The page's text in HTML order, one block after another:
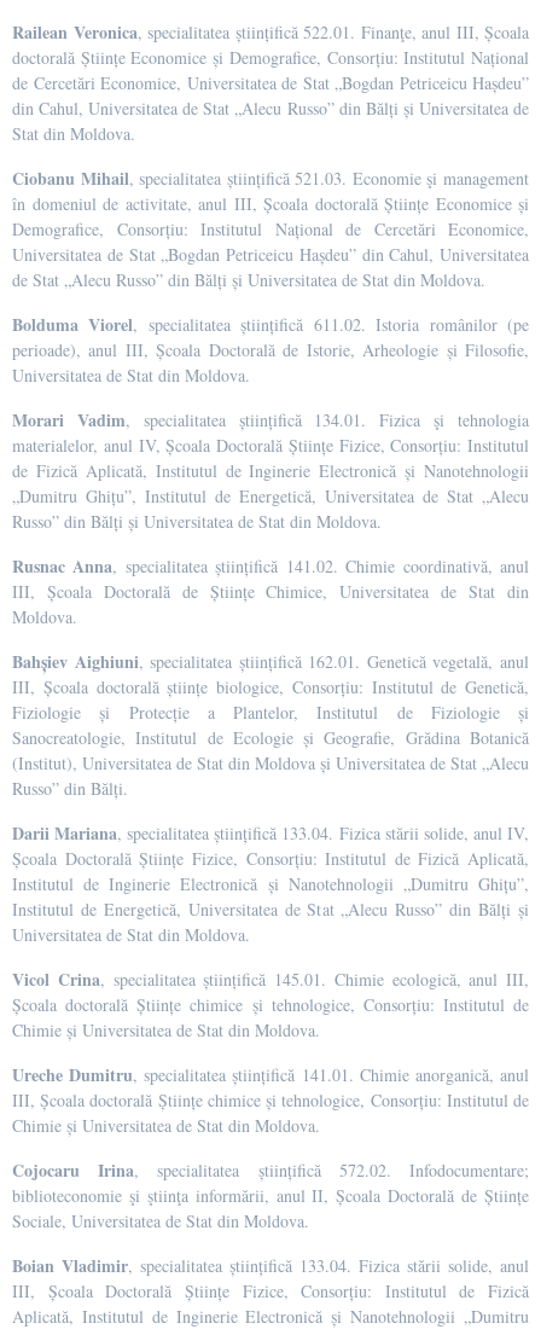
Railean Veronica, specialitatea științifică 522.01. Finanţe, anul III, Școala
doctorală Științe Economice și Demografice, Consorțiu: Institutul Național
de Cercetări Economice, Universitatea de Stat „Bogdan Petriceicu Hașdeu”
din Cahul, Universitatea de Stat „Alecu Russo” din Bălți și Universitatea de
Stat din Moldova.
Ciobanu Mihail, specialitatea științifică 521.03. Economie şi management
în domeniul de activitate, anul III, Școala doctorală Științe Economice și
Demografice, Consorțiu: Institutul Național de Cercetări Economice,
Universitatea de Stat „Bogdan Petriceicu Hașdeu” din Cahul, Universitatea
de Stat „Alecu Russo” din Bălți și Universitatea de Stat din Moldova.
Bolduma Viorel, specialitatea științifică 611.02. Istoria românilor (pe
perioade), anul III, Școala Doctorală de Istorie, Arheologie și Filosofie,
Universitatea de Stat din Moldova.
Morari Vadim, specialitatea științifică 134.01. Fizica şi tehnologia
materialelor, anul IV, Școala Doctorală Științe Fizice, Consorțiu: Institutul
de Fizică Aplicată, Institutul de Inginerie Electronică și Nanotehnologii
„Dumitru Ghițu”, Institutul de Energetică, Universitatea de Stat „Alecu
Russo” din Bălți și Universitatea de Stat din Moldova.
Rusnac Anna, specialitatea științifică 141.02. Chimie coordinativă, anul
III, Școala Doctorală de Științe Chimice, Universitatea de Stat din
Moldova.
Bahșiev Aighiuni, specialitatea științifică 162.01. Genetică vegetală, anul
III, Școala doctorală științe biologice, Consorțiu: Institutul de Genetică,
Fiziologie și Protecție a Plantelor, Institutul de Fiziologie și
Sanocreatologie, Institutul de Ecologie și Geografie, Grădina Botanică
(Institut), Universitatea de Stat din Moldova și Universitatea de Stat „Alecu
Russo” din Bălți.
Darii Mariana, specialitatea științifică 133.04. Fizica stării solide, anul IV,
Școala Doctorală Științe Fizice, Consorțiu: Institutul de Fizică Aplicată,
Institutul de Inginerie Electronică și Nanotehnologii „Dumitru Ghițu”,
Institutul de Energetică, Universitatea de Stat „Alecu Russo” din Bălți și
Universitatea de Stat din Moldova.
Vicol Crina, specialitatea științifică 145.01. Chimie ecologică, anul III,
Școala doctorală Științe chimice și tehnologice, Consorțiu: Institutul de
Chimie și Universitatea de Stat din Moldova.
Ureche Dumitru, specialitatea științifică 141.01. Chimie anorganică, anul
III, Școala doctorală Științe chimice și tehnologice, Consorțiu: Institutul de
Chimie și Universitatea de Stat din Moldova.
Cojocaru Irina, specialitatea științifică 572.02. Infodocumentare;
biblioteconomie şi ştiinţa informării, anul II, Școala Doctorală de Științe
Sociale, Universitatea de Stat din Moldova.
Boian Vladimir, specialitatea științifică 133.04. Fizica stării solide, anul
III, Școala Doctorală Științe Fizice, Consorțiu: Institutul de Fizică
Aplicată, Institutul de Inginerie Electronică și Nanotehnologii „Dumitru